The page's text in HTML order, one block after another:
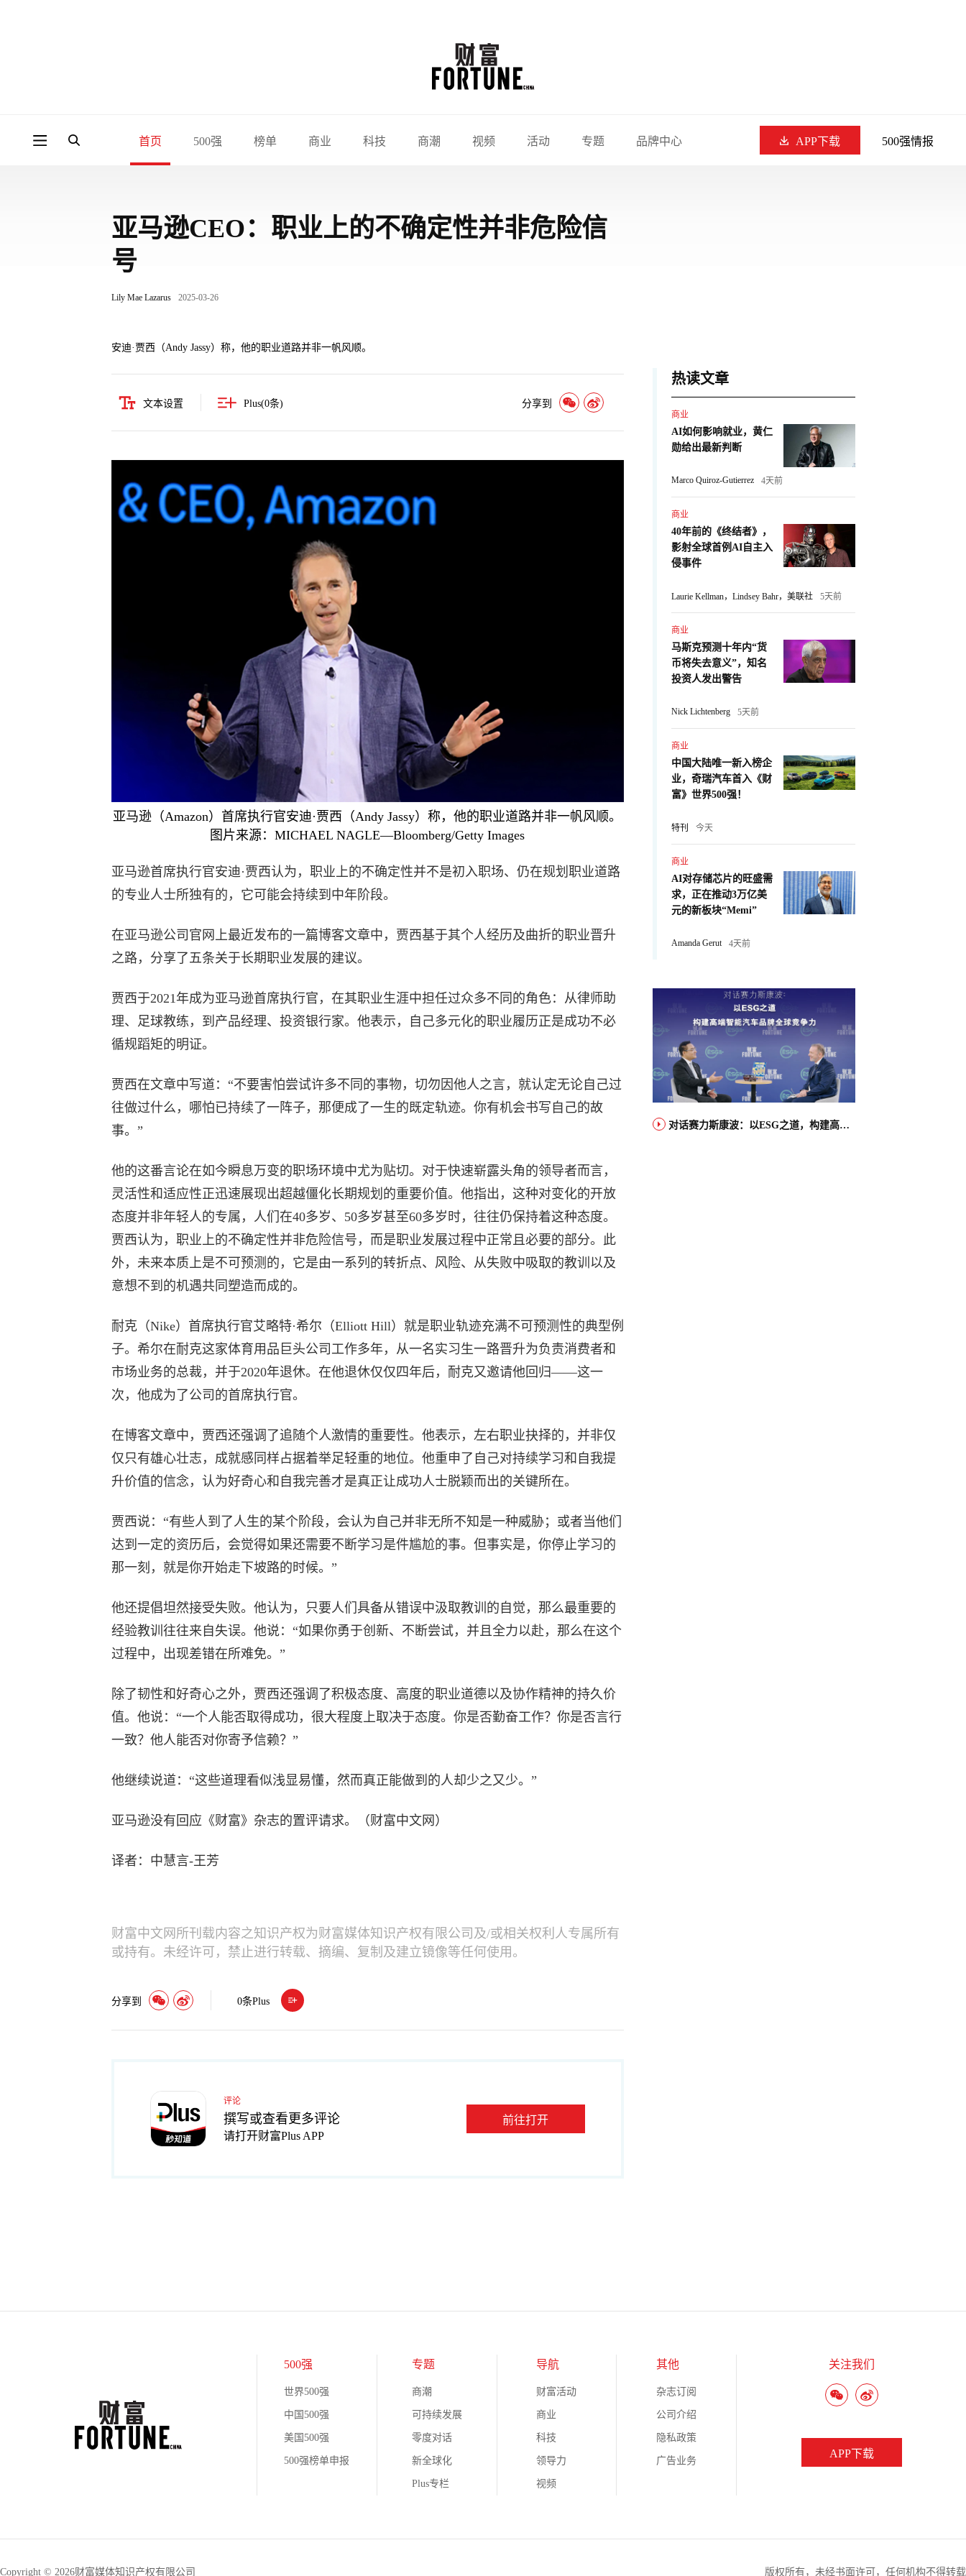
首页 500强 榜单 商业 科技 商潮 视频 活动 专题 品牌中心 APP下载 500强情报
亚马逊CEO：职业上的不确定性并非危险信
号
Lily Mae Lazarus 2025-03-26
安迪·贾西（Andy Jassy）称，他的职业道路并非一帆风顺。
文本设置 Plus(0条) 分享到
亚马逊（Amazon）首席执行官安迪·贾西（Andy Jassy）称，他的职业道路并非一帆风顺。
图片来源：MICHAEL NAGLE—Bloomberg/Getty Images
亚马逊首席执行官安迪·贾西认为，职业上的不确定性并不是初入职场、仍在规划职业道路
的专业人士所独有的，它可能会持续到中年阶段。
在亚马逊公司官网上最近发布的一篇博客文章中，贾西基于其个人经历及曲折的职业晋升
之路，分享了五条关于长期职业发展的建议。
贾西于2021年成为亚马逊首席执行官，在其职业生涯中担任过众多不同的角色：从律师助
理、足球教练，到产品经理、投资银行家。他表示，自己多元化的职业履历正是成功不必
循规蹈矩的明证。
贾西在文章中写道：“不要害怕尝试许多不同的事物，切勿因他人之言，就认定无论自己过
往做过什么，哪怕已持续了一阵子，那便成了一生的既定轨迹。你有机会书写自己的故
事。”
他的这番言论在如今瞬息万变的职场环境中尤为贴切。对于快速崭露头角的领导者而言，
灵活性和适应性正迅速展现出超越僵化长期规划的重要价值。他指出，这种对变化的开放
态度并非年轻人的专属，人们在40多岁、50多岁甚至60多岁时，往往仍保持着这种态度。
贾西认为，职业上的不确定性并非危险信号，而是职业发展过程中正常且必要的部分。此
外，未来本质上是不可预测的，它是由一系列的转折点、风险、从失败中吸取的教训以及
意想不到的机遇共同塑造而成的。
耐克（Nike）首席执行官艾略特·希尔（Elliott Hill）就是职业轨迹充满不可预测性的典型例
子。希尔在耐克这家体育用品巨头公司工作多年，从一名实习生一路晋升为负责消费者和
市场业务的总裁，并于2020年退休。在他退休仅仅四年后，耐克又邀请他回归——这一
次，他成为了公司的首席执行官。
在博客文章中，贾西还强调了追随个人激情的重要性。他表示，左右职业抉择的，并非仅
仅只有雄心壮志，成就感同样占据着举足轻重的地位。他重申了自己对持续学习和自我提
升价值的信念，认为好奇心和自我完善才是真正让成功人士脱颖而出的关键所在。
贾西说：“有些人到了人生的某个阶段，会认为自己并非无所不知是一种威胁；或者当他们
达到一定的资历后，会觉得如果还需要不断学习是件尴尬的事。但事实是，你停止学习的
那一刻，就是你开始走下坡路的时候。”
他还提倡坦然接受失败。他认为，只要人们具备从错误中汲取教训的自觉，那么最重要的
经验教训往往来自失误。他说：“如果你勇于创新、不断尝试，并且全力以赴，那么在这个
过程中，出现差错在所难免。”
除了韧性和好奇心之外，贾西还强调了积极态度、高度的职业道德以及协作精神的持久价
值。他说：“一个人能否取得成功，很大程度上取决于态度。你是否勤奋工作？你是否言行
一致？他人能否对你寄予信赖？”
他继续说道：“这些道理看似浅显易懂，然而真正能做到的人却少之又少。”
亚马逊没有回应《财富》杂志的置评请求。（财富中文网）
译者：中慧言-王芳
财富中文网所刊载内容之知识产权为财富媒体知识产权有限公司及/或相关权利人专属所有
或持有。未经许可，禁止进行转载、摘编、复制及建立镜像等任何使用。
分享到 0条Plus
评论
撰写或查看更多评论
请打开财富Plus APP
前往打开
热读文章
商业
AI如何影响就业，黄仁
勋给出最新判断
Marco Quiroz-Gutierrez 4天前
商业
40年前的《终结者》，
影射全球首例AI自主入
侵事件
Laurie Kellman，Lindsey Bahr，美联社 5天前
商业
马斯克预测十年内“货
币将失去意义”，知名
投资人发出警告
Nick Lichtenberg 5天前
商业
中国大陆唯一新入榜企
业，奇瑞汽车首入《财
富》世界500强！
特刊 今天
商业
AI对存储芯片的旺盛需
求，正在推动3万亿美
元的新板块“Memi”
Amanda Gerut 4天前
对话赛力斯康波：以ESG之道，构建高端智能汽车品牌全球竞争力
500强
世界500强
中国500强
美国500强
500强榜单申报
专题
商潮
可持续发展
零度对话
新全球化
Plus专栏
导航
财富活动
商业
科技
领导力
视频
其他
杂志订阅
公司介绍
隐私政策
广告业务
关注我们
APP下载
Copyright © 2026财富媒体知识产权有限公司 版权所有，未经书面许可，任何机构不得转载